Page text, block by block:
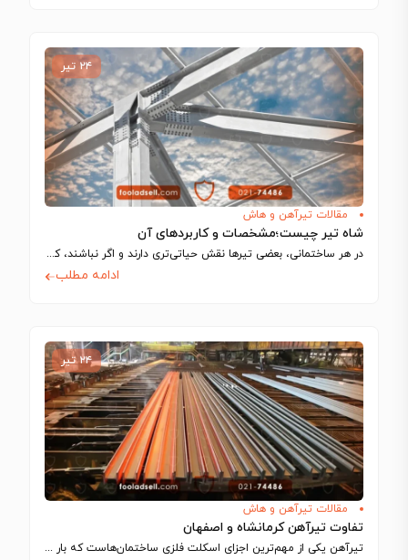
۲۴ تیر
مقالات تیرآهن و هاش
شاه تیر چیست؛مشخصات و کاربردهای آن
در هر ساختمانی، بعضی تیرها نقش حیاتی‌تری دارند و اگر نباشند، کل سازه فرو…
ادامه مطلب
۲۴ تیر
مقالات تیرآهن و هاش
تفاوت تیرآهن کرمانشاه و اصفهان
تیرآهن یکی از مهم‌ترین اجزای اسکلت فلزی ساختمان‌هاست که بار سقف و طبقات را…